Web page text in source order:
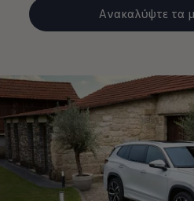
Ανακαλύψτε τα